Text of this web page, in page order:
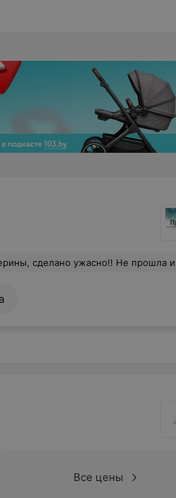
ногти не нужно!! Очень странно! Дизайн делать не умеет, хотя записали как к мастеру по дизайну ногтей!!! Больше туда ни ногой, деньги берут, а результат на пару дней! Не рекомендую никому на маникюр и покрытие к этому мастеру на Лобанка!!!
Все цены